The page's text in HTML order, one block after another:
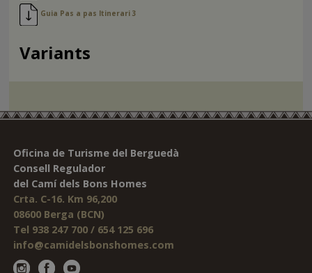
Guia Pas a pas Itinerari 3
Variants
Oficina de Turisme del Berguedà
Consell Regulador
del Camí dels Bons Homes
Crta. C-16. Km 96,200
08600 Berga (BCN)
Tel 938 247 700 / 654 125 696
info@camidelsbonshomes.com